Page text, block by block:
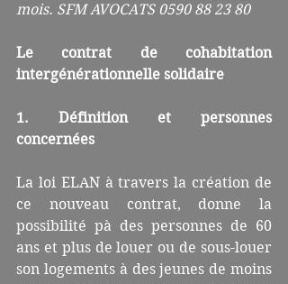
mois. SFM AVOCATS 0590 88 23 80
Le contrat de cohabitation
intergénérationnelle solidaire
1. Définition et personnes
concernées
La loi ELAN à travers la création de
ce nouveau contrat, donne la
possibilité pà des personnes de 60
ans et plus de louer ou de sous-louer
son logements à des jeunes de moins